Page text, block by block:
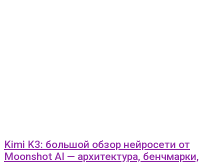
Kimi K3: большой обзор нейросети от
Moonshot AI — архитектура, бенчмарки,